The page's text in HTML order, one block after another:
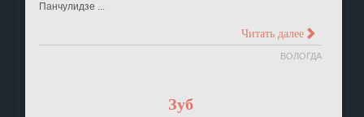
Панчулидзе ...
Читать далее >
ВОЛОГДА
Зуб